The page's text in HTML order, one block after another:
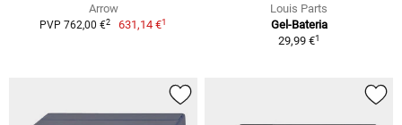
Arrow
PVP 762,00 €2 631,14 €1
Louis Parts
Gel-Bateria
29,99 €1